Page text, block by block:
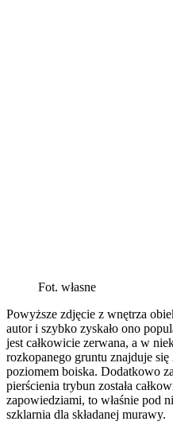
Fot. własne
Powyższe zdjęcie z wnętrza
autor i szybko zyskało ono
jest całkowicie zerwana, a w
rozkopanego gruntu znajduje
poziomem boiska. Dodatkowo
pierścienia trybun została
zapowiedziami, to właśnie pod
szklarnia dla składanej murawy.